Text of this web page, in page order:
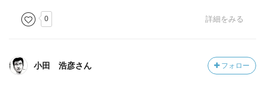
0 詳細をみる
小田 浩彦さん フォロー